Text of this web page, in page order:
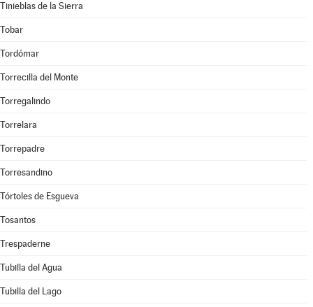
Tinieblas de la Sierra
Tobar
Tordómar
Torrecilla del Monte
Torregalindo
Torrelara
Torrepadre
Torresandino
Tórtoles de Esgueva
Tosantos
Trespaderne
Tubilla del Agua
Tubilla del Lago